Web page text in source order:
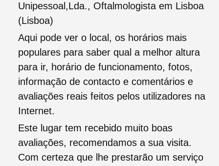
Unipessoal,Lda., Oftalmologista em Lisboa
(Lisboa)
Aqui pode ver o local, os horários mais
populares para saber qual a melhor altura
para ir, horário de funcionamento, fotos,
informação de contacto e comentários e
avaliações reais feitos pelos utilizadores na
Internet.
Este lugar tem recebido muito boas
avaliações, recomendamos a sua visita.
Com certeza que lhe prestarão um serviço